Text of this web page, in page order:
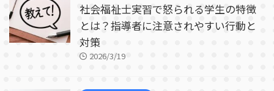
社会福祉士実習で怒られる学生の特徴
とは？指導者に注意されやすい行動と
対策
2026/3/19